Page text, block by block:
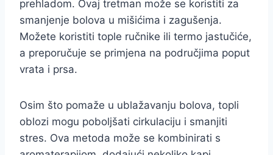
prehladom. Ovaj tretman može se koristiti za
smanjenje bolova u mišićima i zagušenja.
Možete koristiti tople ručnike ili termo jastučiće,
a preporučuje se primjena na područjima poput
vrata i prsa.
Osim što pomaže u ublažavanju bolova, topli
oblozi mogu poboljšati cirkulaciju i smanjiti
stres. Ova metoda može se kombinirati s